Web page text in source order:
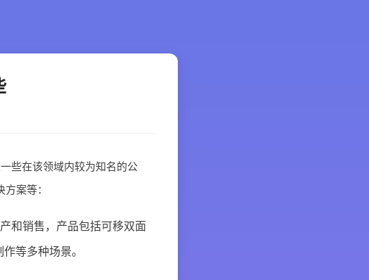
些在该领域内较为知名的公
案等：
和销售，产品包括可移双面
等多种场景。